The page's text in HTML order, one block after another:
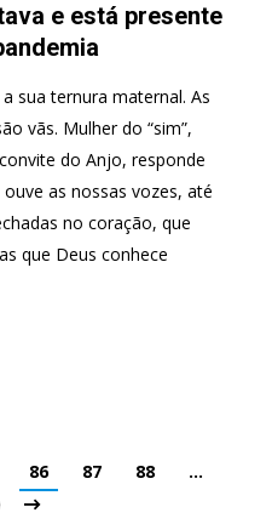
e está presente
sua ternura maternal. As
vãs. Mulher do “sim”,
do Anjo, responde
as nossas vozes, até
no coração, que
que Deus conhece
86 87 88
…